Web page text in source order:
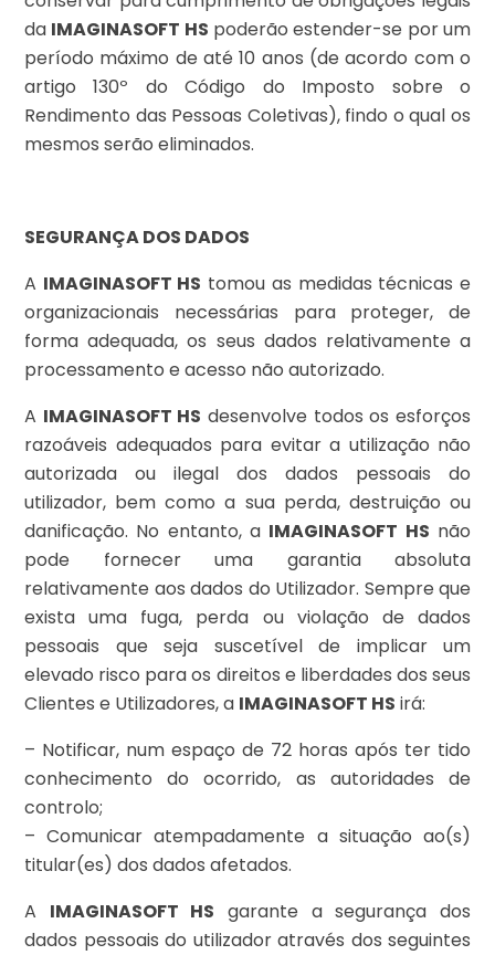
da IMAGINASOFT HS poderão estender-se por um
período máximo de até 10 anos (de acordo com o
artigo 130º do Código do Imposto sobre o
Rendimento das Pessoas Coletivas), findo o qual os
mesmos serão eliminados.
SEGURANÇA DOS DADOS
A IMAGINASOFT HS tomou as medidas técnicas e
organizacionais necessárias para proteger, de
forma adequada, os seus dados relativamente a
processamento e acesso não autorizado.
A IMAGINASOFT HS desenvolve todos os esforços
razoáveis adequados para evitar a utilização não
autorizada ou ilegal dos dados pessoais do
utilizador, bem como a sua perda, destruição ou
danificação. No entanto, a IMAGINASOFT HS não
pode fornecer uma garantia absoluta
relativamente aos dados do Utilizador. Sempre que
exista uma fuga, perda ou violação de dados
pessoais que seja suscetível de implicar um
elevado risco para os direitos e liberdades dos seus
Clientes e Utilizadores, a IMAGINASOFT HS irá:
– Notificar, num espaço de 72 horas após ter tido
conhecimento do ocorrido, as autoridades de
controlo;
– Comunicar atempadamente a situação ao(s)
titular(es) dos dados afetados.
A IMAGINASOFT HS garante a segurança dos
dados pessoais do utilizador através dos seguintes